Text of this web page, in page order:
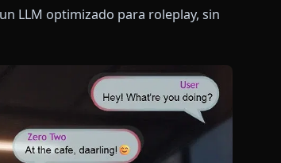
por turnos con memoria persistente,
personajes se mantengan consistentes